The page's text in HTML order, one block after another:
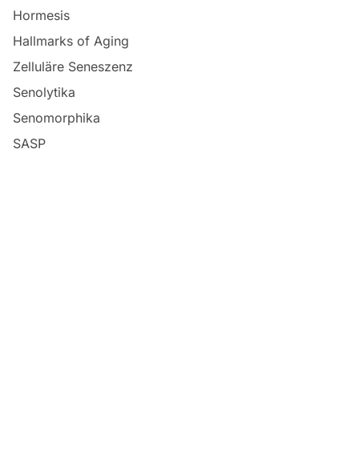
Hormesis
Hallmarks of Aging
Zelluläre Seneszenz
Senolytika
Senomorphika
SASP